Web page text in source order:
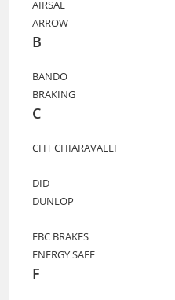
AIRSAL
ARROW
B
BANDO
BRAKING
C
CHT CHIARAVALLI
DID
DUNLOP
EBC BRAKES
ENERGY SAFE
F